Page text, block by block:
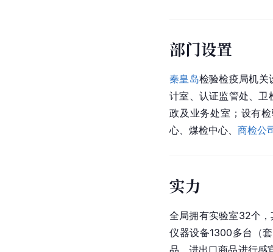
部门设置
秦皇岛检验检疫局机关
计室、认证监管处、卫
政及业务处室；设有
心、煤检中心、 商检公
实力
全局拥有实验室32个
仪器设备1300多台（
品、进出口商品进行感